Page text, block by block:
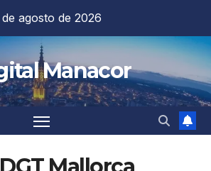
agosto de 2026
Manacor